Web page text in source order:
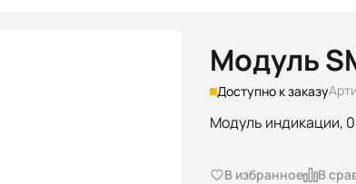
Модуль
Доступно к заказу
Модуль индикации,
В избранное В